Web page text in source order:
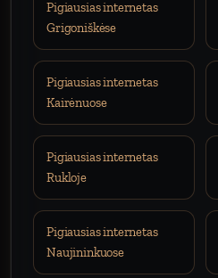
Pigiausias internetas
Grigoniškėse
Pigiausias internetas
Kairėnuose
Pigiausias internetas
Rukloje
Pigiausias internetas
Naujininkuose